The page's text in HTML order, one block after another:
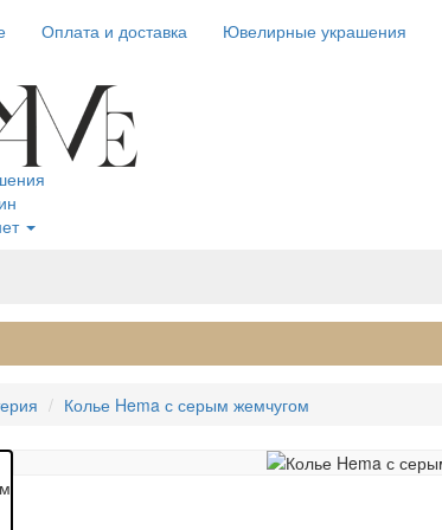
Оплата и доставка Ювелирные украшения
Колье Hema с серым жемчугом